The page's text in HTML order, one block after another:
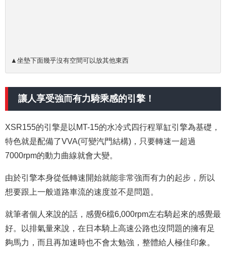
▲坐墊下面幾乎沒有空間可以放其他東西
讓人享受強而有力騎乘感的引擎！
XSR155的引擎是以MT-15的水冷式四行程單缸引擎為基礎，
特色就是配備了VVA(可變汽門結構)，只要轉速一超過
7000rpm的動力曲線就會大變。
由於引擎本身從低轉速開始就能非常強而有力的起步，所以
想要跟上一般道路車流的速度並不是問題。
就筆者個人來說的話，感覺6檔6,000rpm左右騎起來的感覺最
好。以排氣量來說，在日本騎上高速公路也沒問題的擁有足
夠馬力，而且再加速時也不會太勉強，整體給人極佳印象。